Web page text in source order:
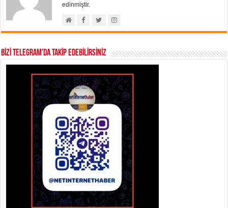
edinmiştir.
BİZİ TELEGRAM’DA TAKİP EDEBİLİRSİNİZ